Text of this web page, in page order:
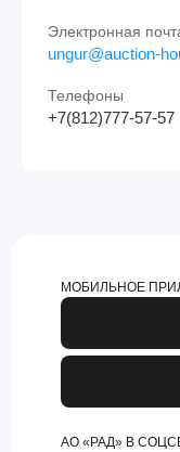
Электронная
ungur@auction-
Телефоны
+7(812)777-57-57
МОБИЛЬНОЕ
АО «РАД» В